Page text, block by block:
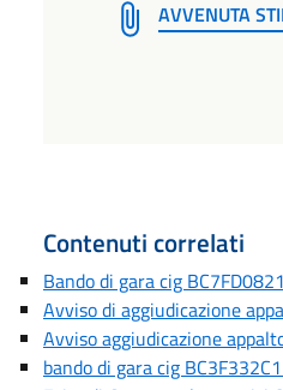
AVVENUTA
Contenuti correlati
Bando di gara cig
Avviso di aggiudicazione
Avviso aggiudicazione
bando di gara cig